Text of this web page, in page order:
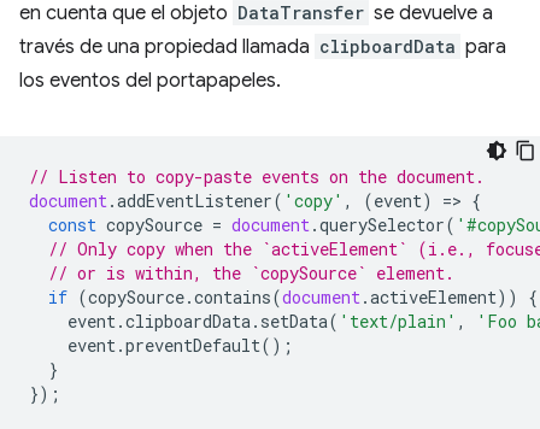
en cuenta que el objeto DataTransfer se devuelve a
través de una propiedad llamada clipboardData para
los eventos del portapapeles.
// Listen to copy-paste events on the document.
document.addEventListener( 'copy' , (event) => {
const copySource = document.querySelector(
// Only copy when the `activeElement` (i.e.,
// or is within, the `copySource` element.
if (copySource.contains(document.activeElement))
{
event.clipboardData. setData( 'text/plain' ,
'Foo
event.preventDefault();
}
});